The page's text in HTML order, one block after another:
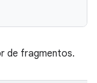
de fragmentos.